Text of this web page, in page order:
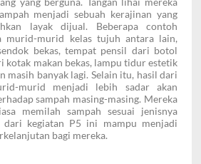
menjadi sebuah kerajinan yang
layak dijual. Beberapa contoh
murid-murid kelas tujuh antara lain,
bekas, tempat pensil dari botol
kotak makan bekas, lampu tidur estetik
masih banyak lagi. Selain itu, hasil dari
murid menjadi lebih sadar akan
sampah masing-masing. Mereka
memilah sampah sesuai jenisnya
dari kegiatan P5 ini mampu menjadi
bagi mereka.